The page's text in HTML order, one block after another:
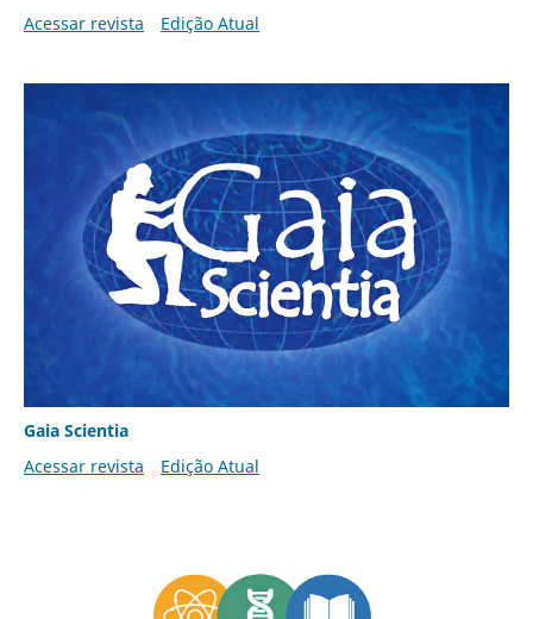
Acessar revista
Edição Atual
Gaia Scientia
Acessar revista
Edição Atual